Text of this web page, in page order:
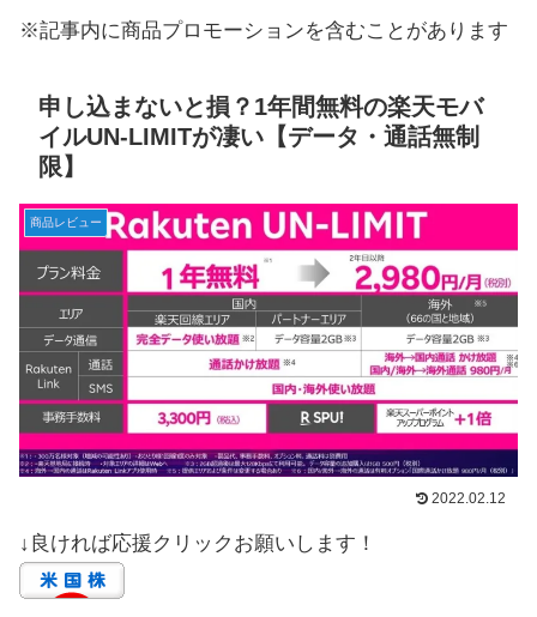
※記事内に商品プロモーションを含むことがあります
申し込まないと損？1年間無料の楽天モバ
イルUN-LIMITが凄い【データ・通話無制
限】
商品レビュー
2022.02.12
↓良ければ応援クリックお願いします！